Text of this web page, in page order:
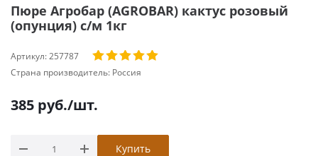
Пюре Агробар (AGROBAR) кактус розовый
(опунция) с/м 1кг
Артикул:257787
Страна производитель: Россия
385 руб./шт.
Купить